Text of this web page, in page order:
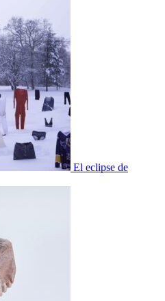
El eclipse de